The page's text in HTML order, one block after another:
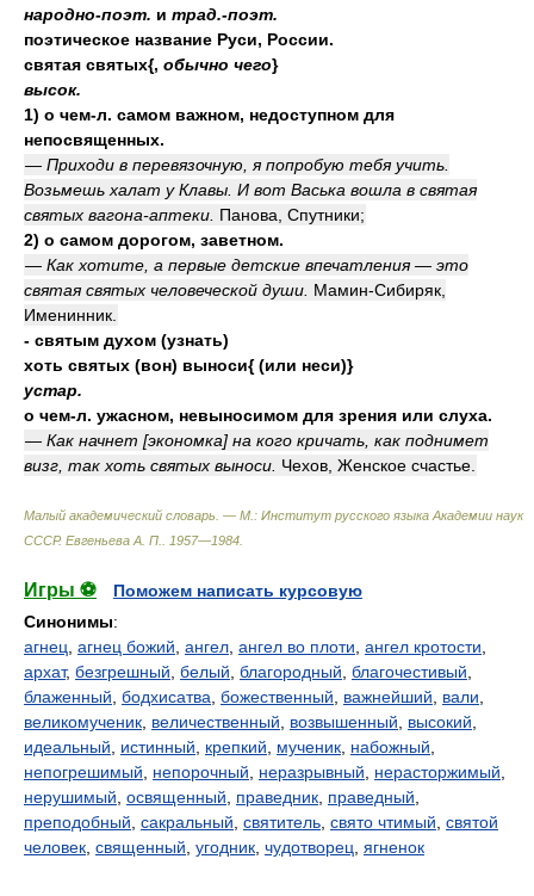
народно-поэт. и трад.-поэт.
поэтическое название Руси, России.
святая святых{, обычно чего}
высок.
1) о чем-л. самом важном, недоступном для
непосвященных.
— Приходи в перевязочную, я попробую тебя учить.
Возьмешь халат у Клавы. И вот Васька вошла в святая
святых вагона-аптеки. Панова, Спутники;
2) о самом дорогом, заветном.
— Как хотите, а первые детские впечатления — это
святая святых человеческой души. Мамин-Сибиряк,
Именинник.
- святым духом (узнать)
хоть святых (вон) выноси{ (или неси)}
устар.
о чем-л. ужасном, невыносимом для зрения или слуха.
— Как начнет [экономка] на кого кричать, как поднимет
визг, так хоть святых выноси. Чехов, Женское счастье.
Малый академический словарь. — М.: Институт русского языка Академии наук
СССР. Евгеньева А. П. 1957—1984
Игры ⚽
Поможем написать курсовую
Синонимы:
агнец агнец божий ангел ангел во плоти ангел кротости
архат, безгрешный белый благородный благочестивый
блаженный бодхисатва божественный важнейший вали
великомученик величественный возвышенный высокий
идеальный
истинный крепкий мученик набожный
непогрешимый
непорочный неразрывный нерасторжимый
нерушимый освященный праведник праведный
преподобный сакральный святитель свято чтимый святой
человек священный угодник чудотворец ягненок